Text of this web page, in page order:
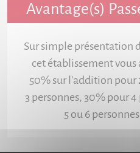
Avantage(s)
Sur simple présentation
cet établissement vous
50% sur l'addition pour
3 personnes, 30% pour
5 ou 6